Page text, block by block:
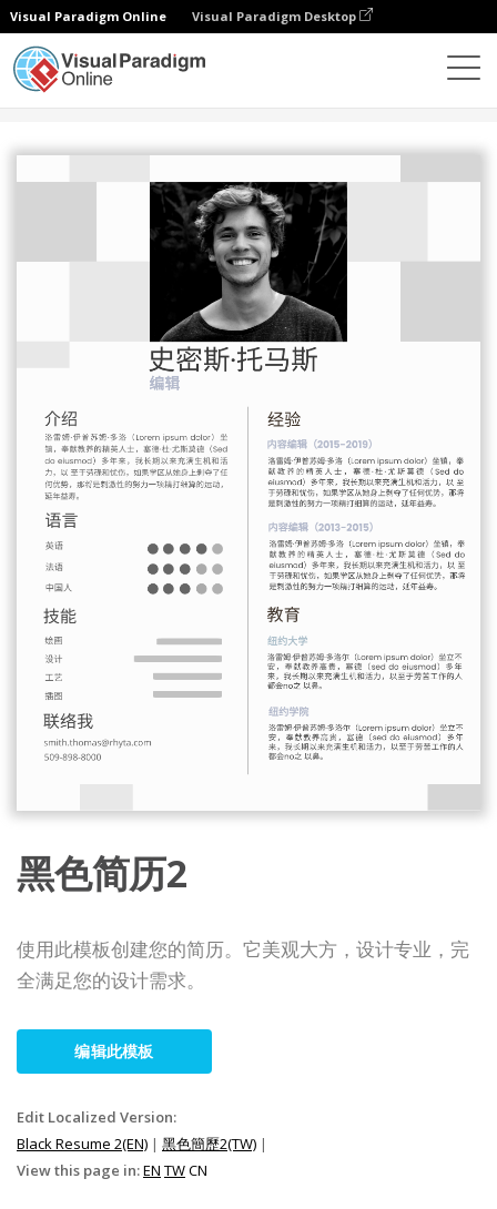
Visual Paradigm Online Visual Paradigm Desktop
黑色简历2
使用此模板创建您的简历。它美观大方，设计专业，完
全满足您的设计需求。
编辑此模板
Edit Localized Version:
Black Resume 2(EN) | 黑色簡歷2(TW) |
View this page in:EN TWCN